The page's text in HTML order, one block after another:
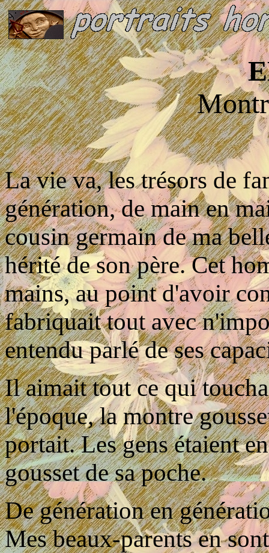
La vie va, les trésors de
génération, de main en
cousin germain de ma
hérité de son père. Cet
mains, au point d'avoir
fabriquait tout avec
entendu parlé de ses
Il aimait tout ce qui
l'époque, la montre
portait. Les gens étaient
gousset de sa poche.
De génération en
Mes beaux-parents en